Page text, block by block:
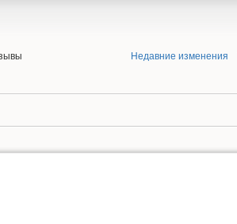
Недавние изменения